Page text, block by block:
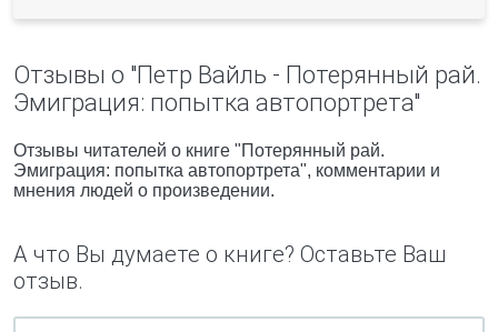
Отзывы о "Петр Вайль - Потерянный рай.
Эмиграция: попытка автопортрета"
Отзывы читателей о книге "Потерянный рай.
Эмиграция: попытка автопортрета", комментарии и
мнения людей о произведении.
А что Вы думаете о книге? Оставьте Ваш
отзыв.